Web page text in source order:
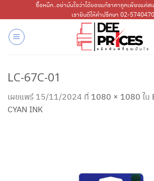
ไป
เนื้อหา
ซื้อหมึก..อย่ามั่นใจว่าได้ของแท้ราคาถูกเพียงแค่ส
เรายินดีให้คำปรึกษา 02-5740470
LC-67C-01
เผยแพร่ 15/11/2024 ที่ 1080 × 1080 ใน
CYAN INK